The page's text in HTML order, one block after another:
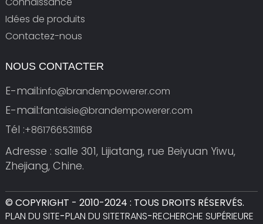
Idées de produits
Contactez-nous
NOUS CONTACTER
E-mail:info@brandempowerer.com
E-mail:fantaisie@brandempowerer.com
Tél :+8617665311168
Adresse : salle 301, Lijiatang, rue Beiyuan Yiwu,
Zhejiang, Chine.
© COPYRIGHT - 2010-2024 : TOUS DROITS RÉSERVÉS.
PLAN DU SITE-PLAN DU SITETRANS-RECHERCHE SUPÉRIEURE